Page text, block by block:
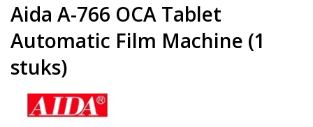
Aida A-766 OCA Tablet
Automatic Film Machine (1
stuks)